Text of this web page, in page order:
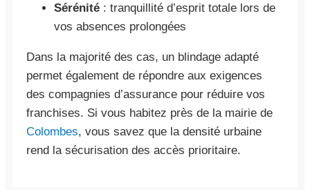
Sérénité : tranquillité d’esprit totale lors de
vos absences prolongées
Dans la majorité des cas, un blindage adapté
permet également de répondre aux exigences
des compagnies d’assurance pour réduire vos
franchises. Si vous habitez près de la mairie de
Colombes, vous savez que la densité urbaine
rend la sécurisation des accès prioritaire.